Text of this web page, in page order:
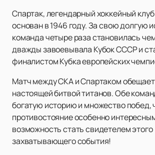
Спартак, легендарный хоккейный
основан в 1946 году. За свою долгую
команда четыре раза становилась
дважды завоевывала Кубок СССР и
финалистом Кубка европейских
Матч между СКА и Спартаком
настоящей битвой титанов. Обе
богатую историю и множество побед,
противостояние особенно
возможность стать свидетелем этого
захватывающего события!